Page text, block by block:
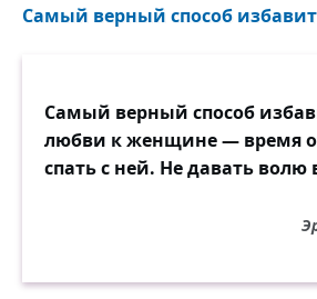
Самый верный способ
Самый верный способ
любви к женщине — время
спать с ней. Не давать